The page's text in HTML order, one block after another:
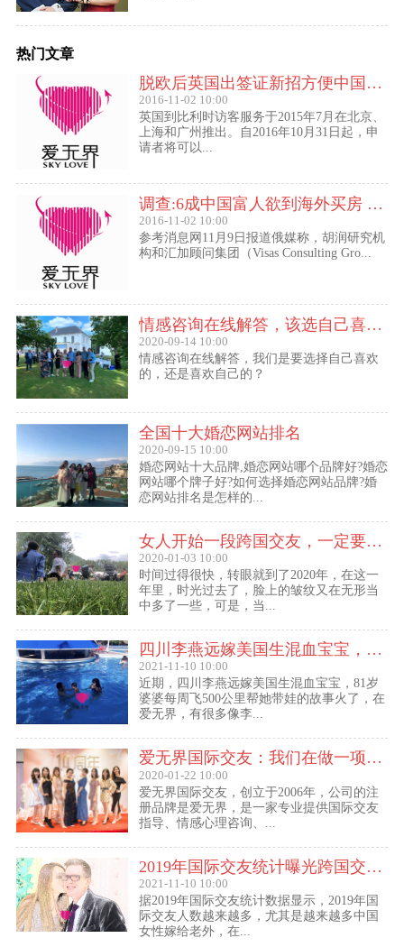
热门文章
脱欧后英国出签证新招方便中国访客进入欧盟
2016-11-02 10:00
英国到比利时访客服务于2015年7月在北京、
上海和广州推出。自2016年10月31日起，申
请者将可以...
调查:6成中国富人欲到海外买房 最想移民去美国
2016-11-02 10:00
参考消息网11月9日报道俄媒称，胡润研究机
构和汇加顾问集团（Visas Consulting Gro...
情感咨询在线解答，该选自己喜欢的,还是喜欢自己的？
2020-09-14 10:00
情感咨询在线解答，我们是要选择自己喜欢
的，还是喜欢自己的？
全国十大婚恋网站排名
2020-09-15 10:00
婚恋网站十大品牌,婚恋网站哪个品牌好?婚恋
网站哪个牌子好?如何选择婚恋网站品牌?婚
恋网站排名是怎样的...
女人开始一段跨国交友，一定要问自己这几个问题
2020-01-03 10:00
时间过得很快，转眼就到了2020年，在这一
年里，时光过去了，脸上的皱纹又在无形当
中多了一些，可是，当...
四川李燕远嫁美国生混血宝宝，这些跨国交友的真实故事可能你还没听过！
2021-11-10 10:00
近期，四川李燕远嫁美国生混血宝宝，81岁
婆婆每周飞500公里帮她带娃的故事火了，在
爱无界，有很多像李...
爱无界国际交友：我们在做一项关于女人幸福的事业
2020-01-22 10:00
爱无界国际交友，创立于2006年，公司的注
册品牌是爱无界，是一家专业提供国际交友
指导、情感心理咨询、...
2019年国际交友统计曝光跨国交友惊人内幕：女性嫁给老外比男士娶外国老婆数量更多
2021-11-10 10:00
据2019年国际交友统计数据显示，2019年国
际交友人数越来越多，尤其是越来越多中国
女性嫁给老外，在...